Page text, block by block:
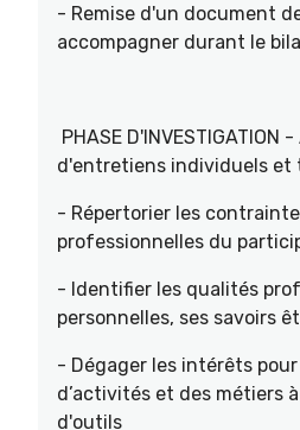
- Remise d'un document
accompagner durant le
PHASE D'INVESTIGATION
d'entretiens individuels et
- Répertorier les
professionnelles du
- Identifier les qualités
personnelles, ses savoirs
- Dégager les intérêts
d’activités et des métiers
d'outils